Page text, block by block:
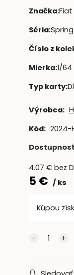
Značka:Fiat
Séria:Spring
Číslo z
Mierka:1/64
Typ karty:
Výrobca:
Kód: 2024-
4.07 €bez
5 € ks
Kúpou